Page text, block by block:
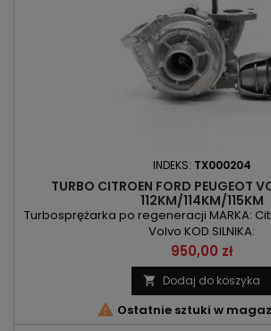
INDEKS: TX000204
TURBO CITROEN FORD PEUGEOT
112KM/114KM/115KM
Turbosprężarka po regeneracji MARKA:
Volvo KOD SILNIKA:
9HD/9HL/9HR/DV6C/D4162T/DV6CTED/
POJEMNOŚĆ: 1560ccm 1.6HDI MOC: 82kW/
84kW/115KM ROK PRODUKCJI:
Cena
950,00 zł
 Dodaj do koszyka
 Ostatnie sztuki w